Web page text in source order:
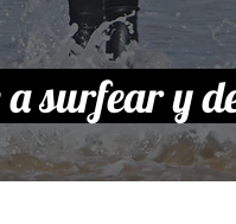
surfear y